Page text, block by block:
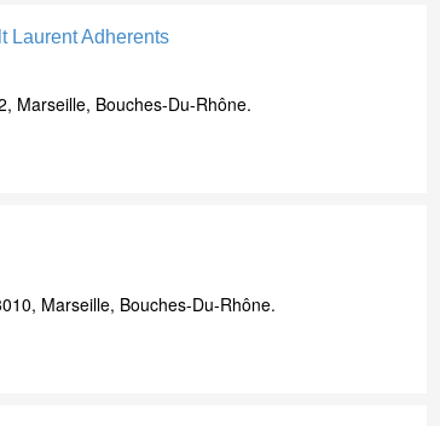
Laurent Adherents
Marseille, Bouches-Du-Rhône.
Marseille, Bouches-Du-Rhône.